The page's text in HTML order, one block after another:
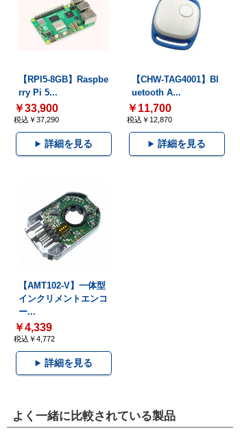
【RPI5-8GB】Raspbe
rry Pi 5...
￥33,900
税込￥37,290
詳細を見る
【CHW-TAG4001】Bl
uetooth A...
￥11,700
税込￥12,870
詳細を見る
【AMT102-V】一体型
インクリメントエンコ
ー...
￥4,339
税込￥4,772
詳細を見る
よく一緒に比較されている製品